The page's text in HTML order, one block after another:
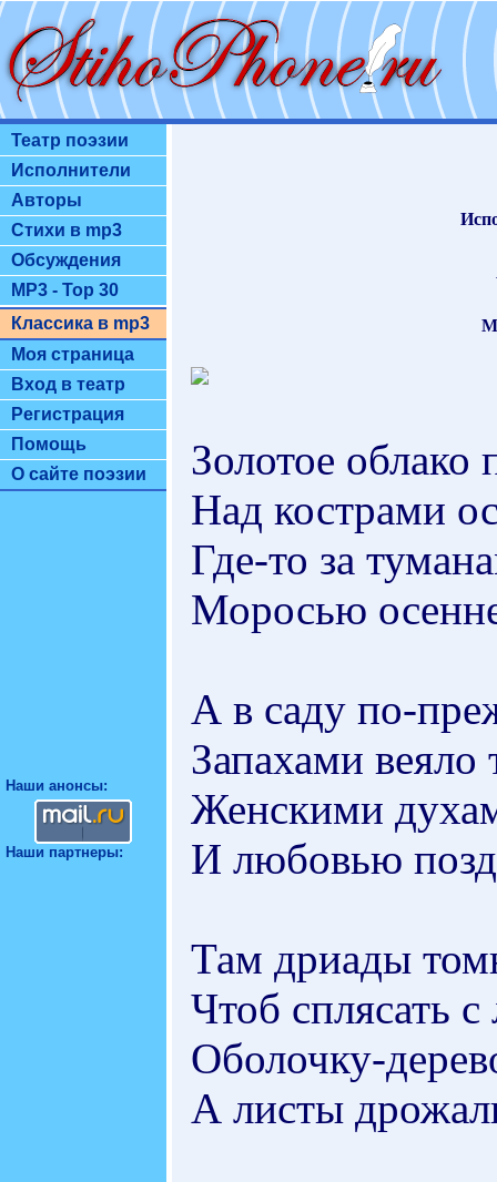
Театр поэзии
Исполнители
Авторы
Стихи в mp3
Обсуждения
MP3 - Top 30
Классика в mp3
Моя страница
Вход в театр
Регистрация
Помощь
О сайте поэзии
Наши анонсы:
Наши партнеры:
Золотое облако
Над кострами
Где-то за
Моросью
А в саду по-
Запахами веяло
Женскими
И любовью
Там дриады
Чтоб сплясать
Оболочку-
А листы